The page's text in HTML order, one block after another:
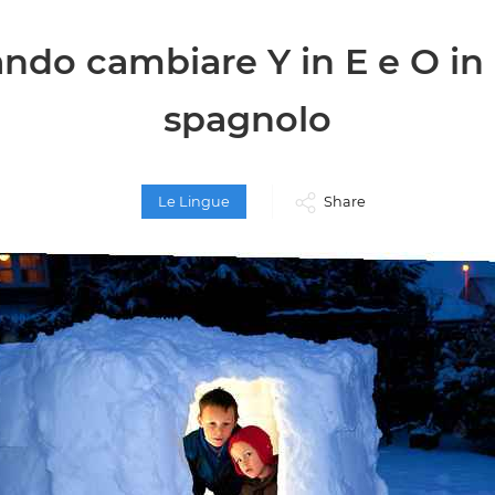
cambiare Y in E e O in
spagnolo
Le Lingue Share